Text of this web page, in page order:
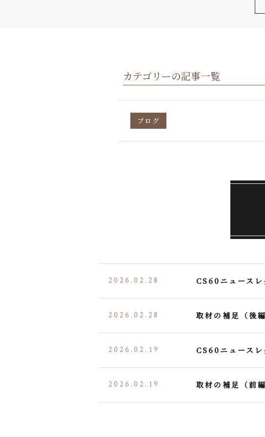
カテゴリーの記事一覧
ブログ
2026.02.28 CS60ニュースレ
2026.02.28 取材の補足（後編
2026.02.19 CS60ニュースレ
2026.02.19 取材の補足（前編